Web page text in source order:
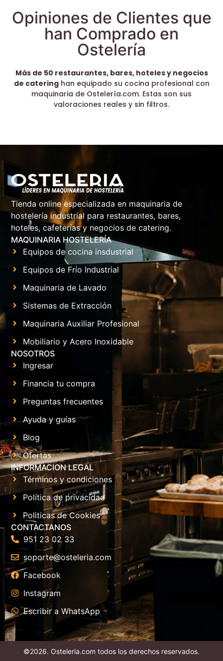
Opiniones de Clientes que
han Comprado en
Ostelería
Más de 50 restaurantes, bares, hoteles y negocios
de cateringhan equipado su cocina profesional con
maquinaria de Ostelería.com. Estas son sus
valoraciones reales y sin filtros.
Tienda online especializada en maquinaria de
hostelería industrial para restaurantes, bares,
hoteles, cafeterías y negocios de catering.
MAQUINARIA HOSTELERÍA
Equipos de cocina insdustrial
Equipos de Frío Industrial
Maquinaria de Lavado
Sistemas de Extracción
Maquinaria Auxiliar Profesional
Mobiliario y Acero Inoxidable
NOSOTROS
Ingresar
Financia tu compra
Preguntas frecuentes
Ayuda y guías
Blog
Ofertas
INFORMACION LEGAL
Términos y condiciones
Política de privacidad
Politicas de Cookies
CONTACTANOS
951 23 02 33
soporte@osteleria.com
Facebook
Instagram
Escribir a WhatsApp
©2026. Osteleria.com todos los derechos reservados.